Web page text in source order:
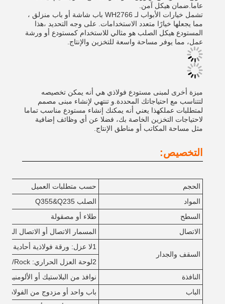
عاما.ضمان هيكل آمن.
تشمل خيارات الأبواب لـ WH2766 باب شاشة أو باب منزلق ،
مما يجعلها خيارًا متعدد الاستخدامات. على وجه التحديد ،هذا
المستودع هيكل الصلب هو مثالي للاستخدام كمستودع أو ورشة
عمل، مما يوفر مساحة واسعة للتخزين والإنتاج.
ميزة أخرى لمبنى مستودع فولاذي هي أنه يمكن تخصيصه
لتتناسب مع احتياجاتك المحددة.و تنتهي لإنشاء مبنى مصمم
لمتطلبات عملكهذا يعني أنه يمكنك إنشاء مستودع مناسب تماما
لاحتياجات التخزين الخاصة بك، فضلا عن أي وظائف إضافية
مثل مساحة المكاتب أو مناطق الإنتاج.
التخصيص:
الحجم
حسب متطلبات العميل
المواد
الصلب Q355&Q235
السطح
طلاء أو مصقولة
الاتصال
المسمار الاتصال أو الاتصال
السقف والجدار
1لا عزل: ورقة فولاذية أحادية مغلفة.
2لوحة العزل الحراري: EPS/Rock
النافذة
نوافذ من البلاستيك أو الألومنيوم
الباب
باب واحد أو مزدوج من الفولاذ،